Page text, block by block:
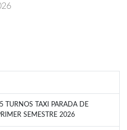
TURNOS TAXI PARADA DE
SEMESTRE 2026